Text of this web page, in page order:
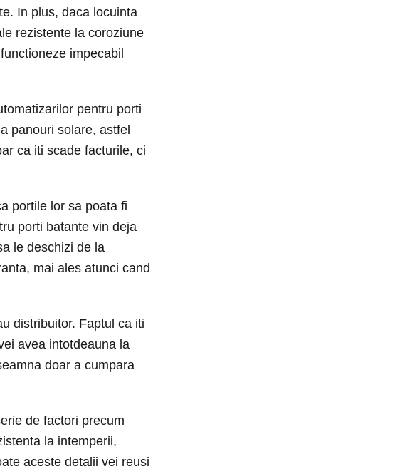
In plus, daca locuinta
rezistente la coroziune
impecabil
pentru porti
panouri solare, astfel
ca iti scade facturile, ci
portile lor sa poata fi
porti batante vin deja
le deschizi de la
mai ales atunci cand
distribuitor. Faptul ca iti
avea intotdeauna la
doar a cumpara
de factori precum
la intemperii,
aceste detalii vei reusi